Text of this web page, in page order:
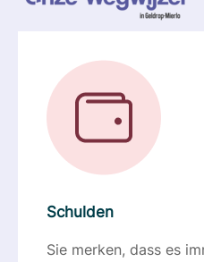
Schulden
Sie merken, dass es